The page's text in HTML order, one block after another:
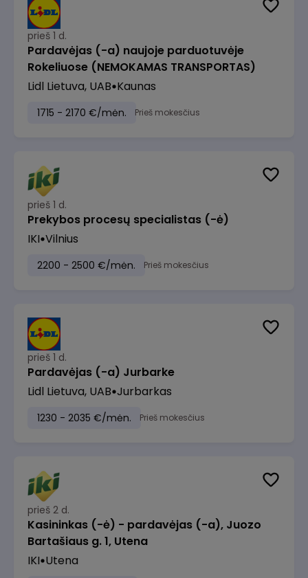
prieš 1 d.
Pardavėjas (-a) naujoje parduotuvėje
Rokeliuose (NEMOKAMAS TRANSPORTAS)
Lidl Lietuva, UAB Kaunas
1715 - 2170 €/mėn. Prieš mokesčius
prieš 1 d.
Prekybos procesų specialistas (-ė)
IKI Vilnius
2200 - 2500 €/mėn. Prieš mokesčius
prieš 1 d.
Pardavėjas (-a) Jurbarke
Lidl Lietuva, UAB Jurbarkas
1230 - 2035 €/mėn. Prieš mokesčius
prieš 2 d.
Kasininkas (-ė) - pardavėjas (-a), Juozo
Bartašiaus g. 1, Utena
IKI Utena